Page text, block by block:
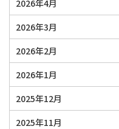
2026年4月
2026年3月
2026年2月
2026年1月
2025年12月
2025年11月